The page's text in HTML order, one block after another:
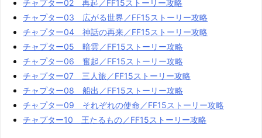
チャプター02 再起／FF15ストーリー攻略
チャプター03 広がる世界／FF15ストーリー攻略
チャプター04 神話の再来／FF15ストーリー攻略
チャプター05 暗雲／FF15ストーリー攻略
チャプター06 奮起／FF15ストーリー攻略
チャプター07 三人旅／FF15ストーリー攻略
チャプター08 船出／FF15ストーリー攻略
チャプター09 それぞれの使命／FF15ストーリー攻略
チャプター10 王たるもの／FF15ストーリー攻略